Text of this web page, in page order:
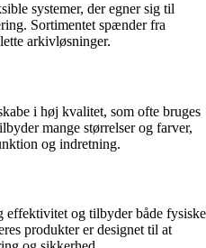
systemer, der egner sig til
Sortimentet spænder fra
arkivløsninger.
i høj kvalitet, som ofte bruges
mange størrelser og farver,
og indretning.
effektivitet og tilbyder både fysiske
produkter er designet til at